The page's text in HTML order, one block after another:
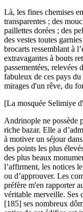
Là, les fines chemises
transparentes ; des
paillettes dorées ; des
des vestes toutes
brocarts ressemblant à
extravagantes à bouts
passementées,
fabuleux de ces pays
mirages d'un rêve, du
[La mosquée Selimiye
Andrinople ne possède
riche bazar. Elle a
à motiver un séjour
des points les plus
des plus beaux
l’affirment, les notices
ou d’approuver. Les
préfère m'en rapporter
véritable merveille. Ses
[185] ses nombreux